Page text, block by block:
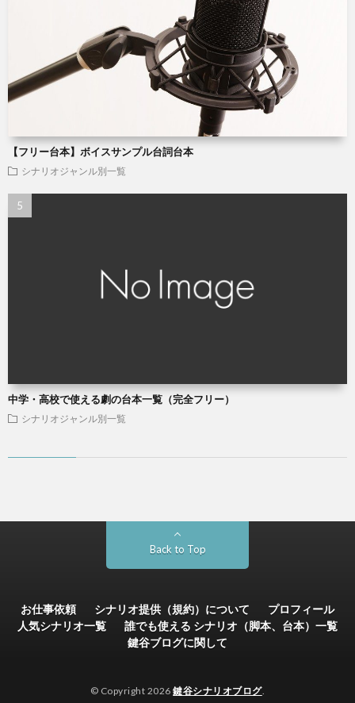
【フリー台本】ボイスサンプル台詞台本
シナリオジャンル別一覧
中学・高校で使える劇の台本一覧（完全フリー）
シナリオジャンル別一覧
Back to Top
お仕事依頼 シナリオ提供（規約）について
プロフィール
人気シナリオ一覧
誰でも使える シナリオ（脚本、台本）一覧
鍵谷ブログに関して
© Copyright 2026鍵谷シナリオブログ.